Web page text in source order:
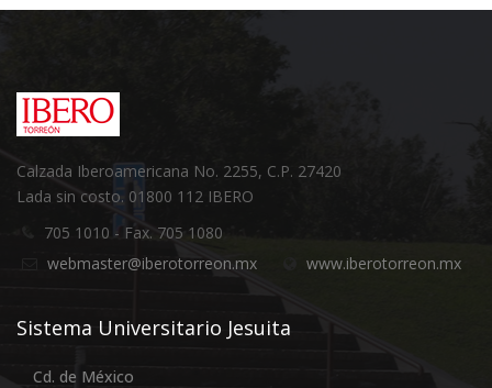
Calzada Iberoamericana No. 2255, C.P. 27420
Lada sin costo. 01800 112 IBERO
705 1010 - Fax. 705 1080
webmaster@iberotorreon.mx
www.iberotorreon.mx
Sistema Universitario Jesuita
Cd. de México